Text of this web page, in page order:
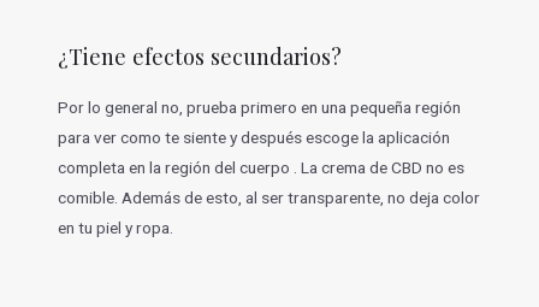
¿Tiene efectos secundarios?
Por lo general no, prueba primero en una pequeña región
para ver como te siente y después escoge la aplicación
completa en la región del cuerpo . La crema de CBD no es
comible. Además de esto, al ser transparente, no deja color
en tu piel y ropa.